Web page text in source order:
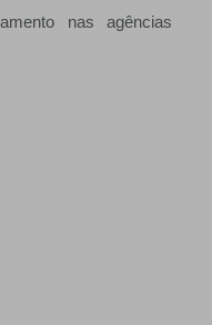
nas agências